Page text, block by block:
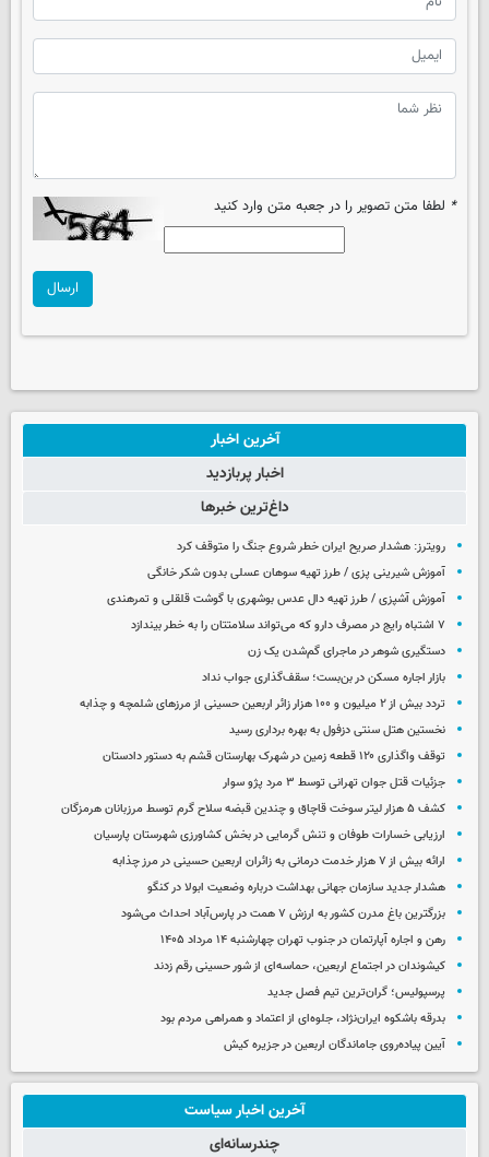
* لطفا متن تصویر را در جعبه متن وارد کنید
ارسال
آخرین اخبار
اخبار پربازدید
داغ‌ترین خبرها
رویترز: هشدار صریح ایران خطر شروع جنگ را متوقف کرد
آموزش شیرینی پزی / طرز تهیه سوهان عسلی بدون شکر خانگی
آموزش آشپزی / طرز تهیه دال عدس بوشهری با گوشت قلقلی و تمرهندی
۷ اشتباه رایج در مصرف دارو که می‌تواند سلامتتان را به خطر بیندازد
دستگیری شوهر در ماجرای گم‌شدن یک زن
بازار اجاره مسکن در بن‌بست؛ سقف‌گذاری جواب نداد
تردد بیش از ۲ میلیون و ۱۰۰ هزار زائر اربعین حسینی از مرزهای شلمچه و چذابه
نخستین هتل سنتی دزفول به بهره برداری رسید
توقف واگذاری ۱۲۰ قطعه زمین در شهرک بهارستان قشم به دستور دادستان
جزئیات قتل جوان تهرانی توسط ۳ مرد پژو سوار
کشف ۵ هزار لیتر سوخت قاچاق و چندین قبضه سلاح گرم توسط مرزبانان هرمزگان
ارزیابی خسارات طوفان و تنش گرمایی در بخش کشاورزی شهرستان پارسیان
ارائه بیش از ۷ هزار خدمت درمانی به زائران اربعین حسینی در مرز چذابه
هشدار جدید سازمان جهانی بهداشت درباره وضعیت ابولا در کنگو
بزرگترین باغ مدرن کشور به ارزش ۷ همت در پارس‌آباد احداث می‌شود
رهن و اجاره آپارتمان در جنوب تهران چهارشنبه ۱۴ مرداد ۱۴۰۵
کیشوندان در اجتماع اربعین، حماسه‌ای از شور حسینی رقم زدند
پرسپولیس؛ گران‌ترین تیم فصل جدید
بدرقه باشکوه ایران‌نژاد، جلوه‌ای از اعتماد و همراهی مردم بود
آیین پیاده‌روی جاماندگان اربعین در جزیره کیش
آخرین اخبار سیاست
چندرسانه‌ای